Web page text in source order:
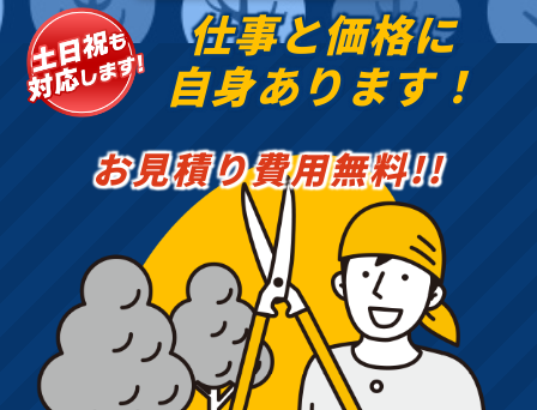
仕事と価格に
自身あります！
お見積り費用無料!!